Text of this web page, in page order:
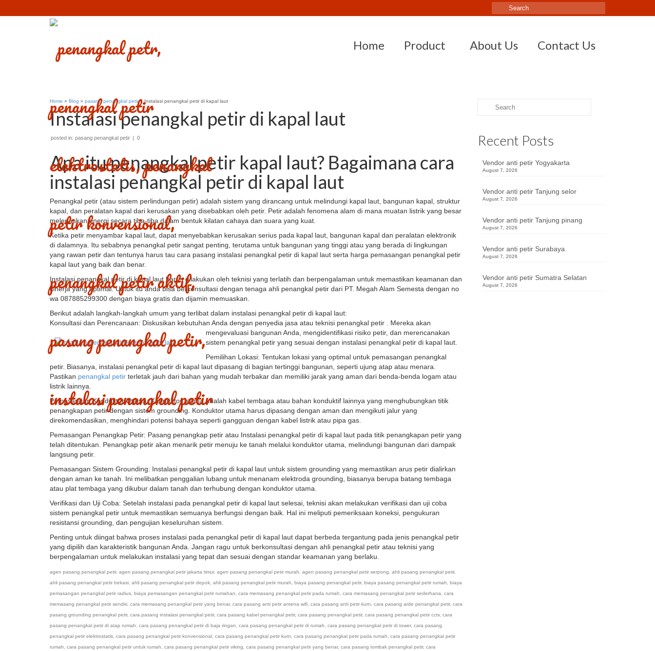
Search
for:
Home Product About Us Contact Us
Home » Blog » pasang penangkal petir » Instalasi penangkal petir di kapal laut
Instalasi penangkal petir di kapal laut
posted in: pasang penangkal petir | 0
Apa itu penangkal petir kapal laut? Bagaimana cara
instalasi penangkal petir di kapal laut
Penangkal petir (atau sistem perlindungan petir) adalah sistem yang dirancang untuk melindungi kapal laut, bangunan kapal, struktur
kapal, dan peralatan kapal dari kerusakan yang disebabkan oleh petir. Petir adalah fenomena alam di mana muatan listrik yang besar
melepaskan energi secara tiba-tiba dalam bentuk kilatan cahaya dan suara yang kuat.
Ketika petir menyambar kapal laut, dapat menyebabkan kerusakan serius pada kapal laut, bangunan kapal dan peralatan elektronik
di dalamnya. Itu sebabnya penangkal petir sangat penting, terutama untuk bangunan yang tinggi atau yang berada di lingkungan
yang rawan petir dan tentunya harus tau cara pasang instalasi penangkal petir di kapal laut serta harga pemasangan penangkal petir
kapal laut yang baik dan benar.
Instalasi penangkal petir di kapal laut harus dilakukan oleh teknisi yang terlatih dan berpengalaman untuk memastikan keamanan dan
kinerja yang optimal. Untuk itu anda bisa berkonsultasi dengan tenaga ahli penangkal petir dari PT. Megah Alam Semesta dengan no
wa 087885299300 dengan biaya gratis dan dijamin memuaskan.
Berikut adalah langkah-langkah umum yang terlibat dalam instalasi penangkal petir di kapal laut:
Konsultasi dan Perencanaan: Diskusikan kebutuhan Anda dengan penyedia jasa atau teknisi penangkal petir . Mereka akan
mengevaluasi bangunan Anda, mengidentifikasi risiko petir, dan merencanakan
sistem penangkal petir yang sesuai dengan instalasi penangkal petir di kapal laut.
Pemilihan Lokasi: Tentukan lokasi yang optimal untuk pemasangan penangkal
petir. Biasanya, instalasi penangkal petir di kapal laut dipasang di bagian tertinggi bangunan, seperti ujung atap atau menara.
Pastikan penangkal petir terletak jauh dari bahan yang mudah terbakar dan memiliki jarak yang aman dari benda-benda logam atau
listrik lainnya.
Pemasangan Konduktor Utama: Konduktor utama adalah kabel tembaga atau bahan konduktif lainnya yang menghubungkan titik
penangkapan petir dengan sistem grounding. Konduktor utama harus dipasang dengan aman dan mengikuti jalur yang
direkomendasikan, menghindari potensi bahaya seperti gangguan dengan kabel listrik atau pipa gas.
Pemasangan Penangkap Petir: Pasang penangkap petir atau Instalasi penangkal petir di kapal laut pada titik penangkapan petir yang
telah ditentukan. Penangkap petir akan menarik petir menuju ke tanah melalui konduktor utama, melindungi bangunan dari dampak
langsung petir.
Pemasangan Sistem Grounding: Instalasi penangkal petir di kapal laut untuk sistem grounding yang memastikan arus petir dialirkan
dengan aman ke tanah. Ini melibatkan penggalian lubang untuk menanam elektroda grounding, biasanya berupa batang tembaga
atau plat tembaga yang dikubur dalam tanah dan terhubung dengan konduktor utama.
Verifikasi dan Uji Coba: Setelah instalasi pada penangkal petir di kapal laut selesai, teknisi akan melakukan verifikasi dan uji coba
sistem penangkal petir untuk memastikan semuanya berfungsi dengan baik. Hal ini meliputi pemeriksaan koneksi, pengukuran
resistansi grounding, dan pengujian keseluruhan sistem.
Penting untuk diingat bahwa proses instalasi pada penangkal petir di kapal laut dapat berbeda tergantung pada jenis penangkal petir
yang dipilih dan karakteristik bangunan Anda. Jangan ragu untuk berkonsultasi dengan ahli penangkal petir atau teknisi yang
berpengalaman untuk melakukan instalasi yang tepat dan sesuai dengan standar keamanan yang berlaku.
agen pasang penangkal petir, agen pasang penangkal petir jakarta timur, agen pasang penangkal petir murah agen pasang penangkal petir serpong ahli pasang penangkal petir,
ahli pasang penangkal petir bekasi ahli pasang penangkal petir depok ahli pasang penangkal petir murah biaya pasang penangkal petir, biaya pasang penangkal petir rumah
biaya
pemasangan penangkal petir radius biaya pemasangan penangkal petir rumahan cara memasang penangkal petir pada rumah cara memasang penangkal petir sederhana
cara
memasang penangkal petir sendiri cara memasang penangkal petir yang benar, cara pasang anti petir antena wifi cara pasang anti petir kurn cara pasang arde penangkal petir, cara
pasang grounding penangkal petir, cara pasang instalasi penangkal petir, cara pasang kabel penangkal petir, cara pasang penangkal petir, cara pasang penangkal petir cctv, cara
pasang penangkal petir di atap rumah
cara pasang penangkal petir di baja ringan cara pasang penangkal petir di rumah cara pasang penangkal petir di tower, cara pasang
penangkal petir elektrostatis cara pasang penangkal petir konvensional cara pasang penangkal petir kurn cara pasang penangkal petir pada rumah
cara pasang penangkal petir
rumah
cara pasang penangkal petir untuk rumah cara pasang penangkal petir viking cara pasang penangkal petir yang benar, cara pasang tombak penangkal petir, cara
Search
Recent Posts
Vendor anti petir Yogyakarta
August 7, 2026
Vendor anti petir Tanjung selor
August 7, 2026
Vendor anti petir Tanjung pinang
August 7, 2026
Vendor anti petir Surabaya
August 7, 2026
Vendor anti petir Sumatra Selatan
August 7, 2026